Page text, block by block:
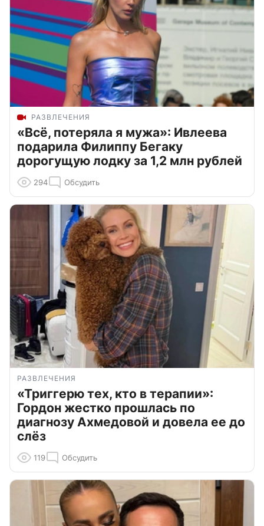
РАЗВЛЕЧЕНИЯ
«Всё, потеряла я мужа»: Ивлеева
подарила Филиппу Бегаку
дорогущую лодку за 1,2 млн рублей
294 Обсудить
РАЗВЛЕЧЕНИЯ
«Триггерю тех, кто в терапии»:
Гордон жестко прошлась по
диагнозу Ахмедовой и довела ее до
слёз
119 Обсудить